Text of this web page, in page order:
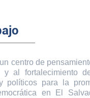
centro de
y al fortalecimiento
políticos para la
en El